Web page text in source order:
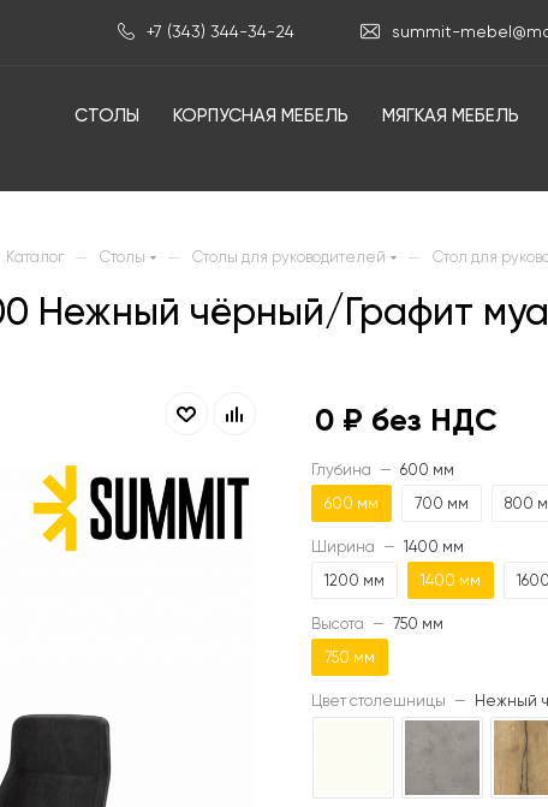
+7 (343) 344-34-24 summit-
СТОЛЫ КОРПУСНАЯ МЕБЕЛЬ МЯГКАЯ МЕБЕЛЬ
Каталог — Столы — Столы для руководителей — Стол для
Нежный чёрный/Графит
0 ₽ без НДС
Глубина — 600 мм
600 мм
700 мм 800
Ширина — 1400 мм
1200 мм
1400 мм
Высота — 750 мм
750 мм
Цвет столешницы — Нежный